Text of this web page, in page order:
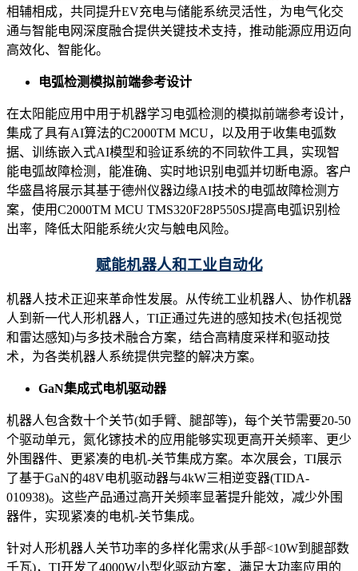
相辅相成，共同提升EV充电与储能系统灵活性，为电气化交
通与智能电网深度融合提供关键技术支持，推动能源应用迈向
高效化、智能化。
电弧检测模拟前端参考设计
在太阳能应用中用于机器学习电弧检测的模拟前端参考设计，
集成了具有AI算法的C2000TM MCU，以及用于收集电弧数
据、训练嵌入式AI模型和验证系统的不同软件工具，实现智
能电弧故障检测，能准确、实时地识别电弧并切断电源。客户
华盛昌将展示其基于德州仪器边缘AI技术的电弧故障检测方
案，使用C2000TM MCU TMS320F28P550SJ提高电弧识别检
出率，降低太阳能系统火灾与触电风险。
赋能机器人和工业自动化
机器人技术正迎来革命性发展。从传统工业机器人、协作机器
人到新一代人形机器人，TI正通过先进的感知技术(包括视觉
和雷达感知)与多技术融合方案，结合高精度采样和驱动技
术，为各类机器人系统提供完整的解决方案。
GaN集成式电机驱动器
机器人包含数十个关节(如手臂、腿部等)，每个关节需要20-50
个驱动单元，氮化镓技术的应用能够实现更高开关频率、更少
外围器件、更紧凑的电机-关节集成方案。本次展会，TI展示
了基于GaN的48V电机驱动器与4kW三相逆变器(TIDA-
010938)。这些产品通过高开关频率显著提升能效，减少外围
器件，实现紧凑的电机-关节集成。
针对人形机器人关节功率的多样化需求(从手部<10W到腿部数
千瓦)，TI开发了4000W小型化驱动方案，满足大功率应用的